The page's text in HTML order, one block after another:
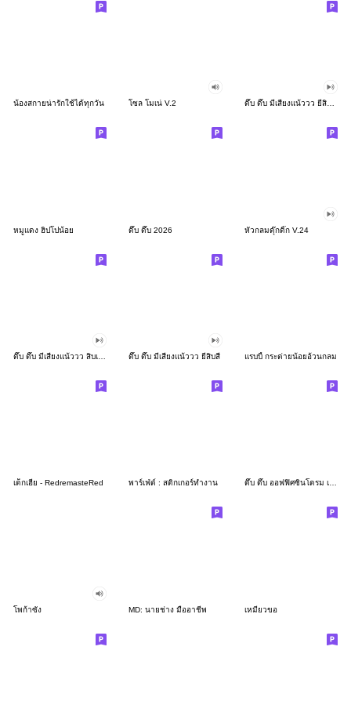
น้องสกายน่ารักใช้ได้ทุกวัน โซล โมเน่ V.2 ดึ๊บ ดึ๊บ มีเสียงแน้ววว ยี่สิบสอง
หมูแดง ฮิปโปน้อย ดึ๊บ ดึ๊บ 2026 หัวกลมดุ๊กดิ๊ก V.24
ดึ๊บ ดึ๊บ มีเสียงแน้ววว ยี่สิบสี่ แรบบี้ กระต่ายน้อยอ้วนกลม
เด็กเฮีย - RedremasteRed พาร์เฟ่ต์ : สติกเกอร์ทำงาน ดึ๊บ ดึ๊บ ออฟฟิศซินโดรม เจ็ด
โพก้าซัง MD: นายช่าง มืออาชีพ เหมียวขอ